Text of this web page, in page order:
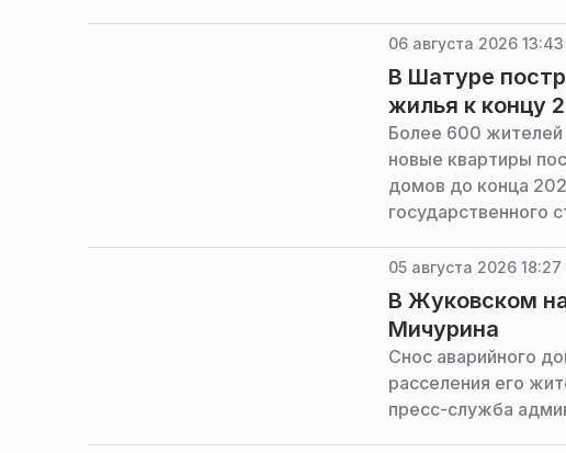
06 августа 2026 13:43
В Шатуре
жилья к концу
Более 600 жителей
новые квартиры
домов до конца
государственного
05 августа 2026 18:27
В Жуковском
Мичурина
Снос аварийного
расселения его
пресс-служба